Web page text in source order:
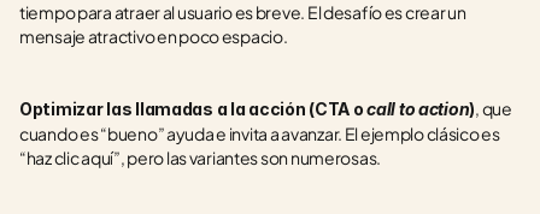
tiempo para atraer al usuario es breve. El desafío es crear un
mensaje atractivo en poco espacio.
Optimizar las llamadas a la acción (CTA o call to action), que
cuando es “bueno” ayuda e invita a avanzar. El ejemplo clásico es
“haz clic aquí”, pero las variantes son numerosas.